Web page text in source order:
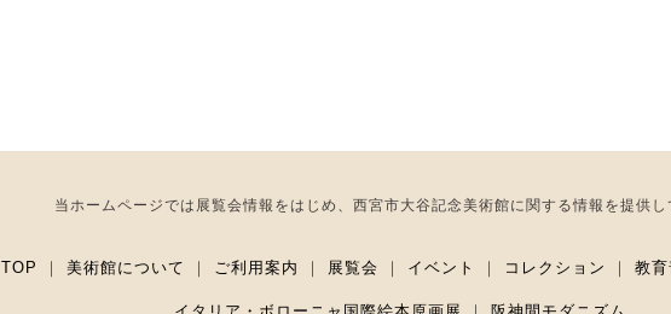
当ホームページでは展覧会情報をはじめ、西宮市大谷記念美術館に関する情報を提供し
TOP ｜ 美術館について ｜ ご利用案内 ｜ 展覧会 ｜ イベント ｜ コレクション ｜ 教育